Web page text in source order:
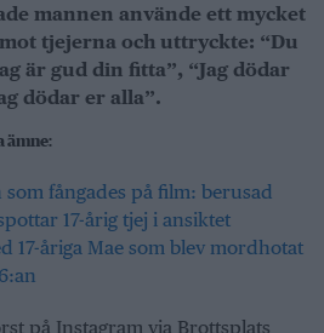
mannen använde ett mycket
tjejerna och uttryckte: “Du
är gud din fitta”, “Jag dödar
dödar er alla”.
ämne:
som fångades på film: berusad
17-årig tjej i ansiktet
17-åriga Mae som blev mordhotat
på Instagram via Brottsplats